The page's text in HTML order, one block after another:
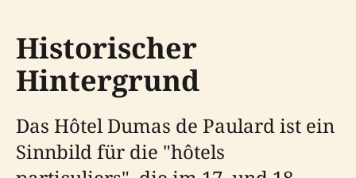
Historischer
Hintergrund
Das Hôtel Dumas de Paulard ist ein
Sinnbild für die "hôtels